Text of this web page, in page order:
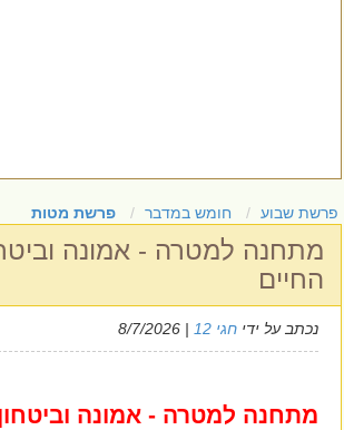
פרשת שבוע חומש במדבר פרשת מטות
מתחנה למטרה - אמונה
החיים
נכתב על ידי חגי 12 | 8/7/2026
מתחנה למטרה - אמונה